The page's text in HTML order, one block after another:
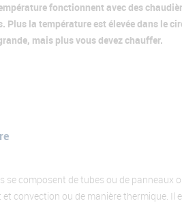
fonctionnent avec des
Plus la température est élevée dans le
mais plus vous devez chauffer.
se composent de tubes ou de panneaux
convection ou de manière thermique. Il